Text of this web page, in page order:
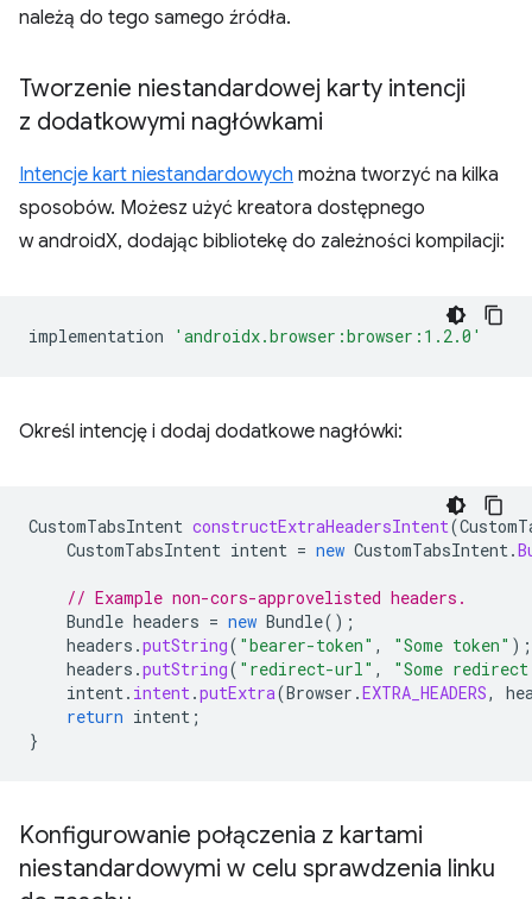
należą do tego samego źródła.
Tworzenie niestandardowej karty intencji
z dodatkowymi nagłówkami
Intencje kart niestandardowych można tworzyć na kilka
sposobów. Możesz użyć kreatora dostępnego
w androidX, dodając bibliotekę do zależności kompilacji:
implementation 'androidx.browser:browser:1.2.0'
Określ intencję i dodaj dodatkowe nagłówki:
CustomTabsIntent constructExtraHeadersIntent(
CustomTabsIntent intent = new CustomTabsIntent.
// Example non-cors-approvelisted headers.
Bundle headers = new Bundle();
headers .putString( "bearer-token" , "Some token" );
headers .putString( "redirect-url" ,
"Some
intent. intent.putExtra(Browser .EXTRA_HEADERS,
return intent ;
}
Konfigurowanie połączenia z kartami
niestandardowymi w celu sprawdzenia linku